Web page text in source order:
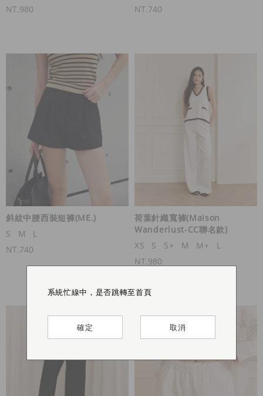
NT.980
NT.740
斜紋中腰西裝短褲(ME.)
S
M
L
NT.740
荷葉針織寬褲(Maison
Wanderlust-CC聯名款)
XS
S S+ M M+
L
NT.980
系統忙線中，是否跳轉至首頁
確定 取消
系統忙線中，是否跳轉至首頁
確定 取消
系統忙線中，是否跳轉至首頁
確定 取消
系統忙線中，是否跳轉至首頁
確定 取消